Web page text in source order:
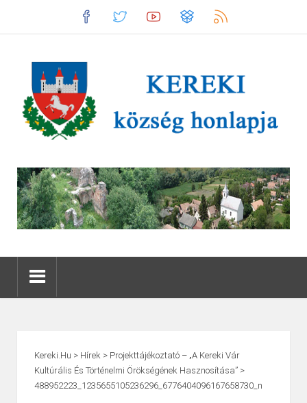
Kereki.hu > Hírek > Projekttájékoztató – „A Kereki Vár
Kultúrális És Történelmi Örökségének Hasznosítása” >
488952223_1235655105236296_6776404096167658730_n